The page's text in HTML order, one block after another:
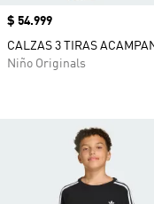
Precio
$ 54.999
CALZAS 3 TIRAS
Niño Originals